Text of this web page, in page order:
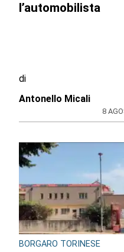
l’automobilista
di
Antonello Micali
8
BORGARO TORINESE